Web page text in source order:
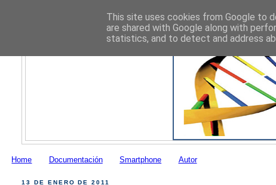
Home Documentación Smartphone Autor
13 DE ENERO DE 2011
This site uses cookies from Google to
are shared with Google along with
statistics, and to detect and address